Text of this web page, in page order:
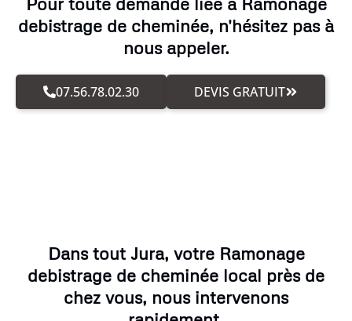
debistrage de cheminée, n'hésitez pas à
nous appeler.
07.56.78.02.30 DEVIS GRATUIT
Dans tout Jura, votre Ramonage
debistrage de cheminée local près de
chez vous, nous intervenons